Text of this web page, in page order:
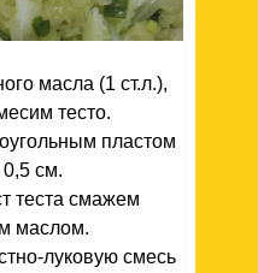
масла (1 ст.л.),
тесто.
пластом
см.
теста смажем
маслом.
луковую смесь